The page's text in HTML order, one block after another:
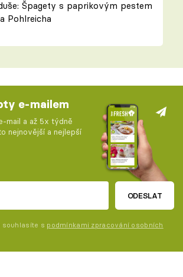
Špagety s paprikovým pestem
Pohlreicha
e-mailem
mail a až 5x týdně
nejnovější a nejlepší
ODESLAT
souhlasíte s podmínkami zpracování osobních